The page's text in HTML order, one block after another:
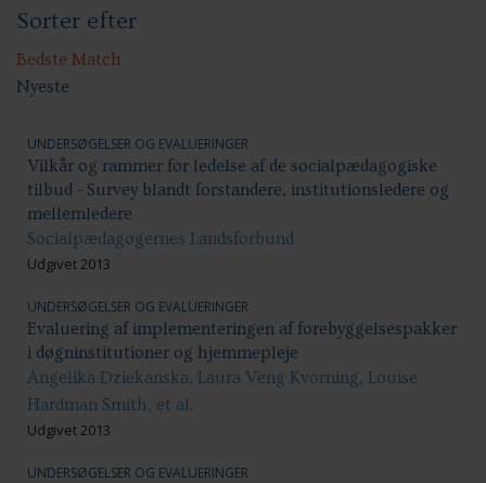
Sorter efter
Bedste Match
Nyeste
UNDERSØGELSER OG EVALUERINGER
Vilkår og rammer for ledelse af de socialpædagogiske
tilbud - Survey blandt forstandere, institutionsledere og
mellemledere
Socialpædagogernes Landsforbund
Udgivet 2013
UNDERSØGELSER OG EVALUERINGER
Evaluering af implementeringen af forebyggelsespakker
i døgninstitutioner og hjemmepleje
Angelika Dziekanska, Laura Veng Kvorning, Louise
Hardman Smith, et al.
Udgivet 2013
UNDERSØGELSER OG EVALUERINGER